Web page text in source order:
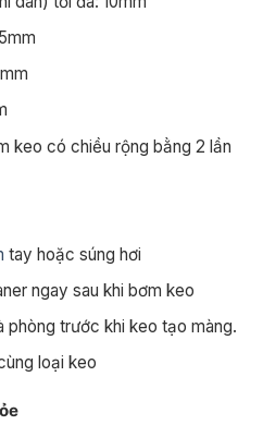
keo có chiều rộng bằng 2 lần
tay hoặc súng hơi
ngay sau khi bơm keo
phòng trước khi keo tạo màng.
loại keo